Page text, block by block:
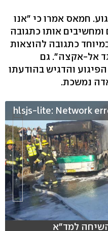
חמאס אמרו כי "אנו
אותו כתגובה
כתגובה להוצאות
אל-אקצה". גם
והדגיש בהודעתו
נמשכת.
hlsjs-lite: Network
השיחה למד"א